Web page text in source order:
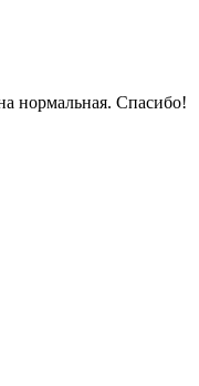
нормальная. Спасибо!